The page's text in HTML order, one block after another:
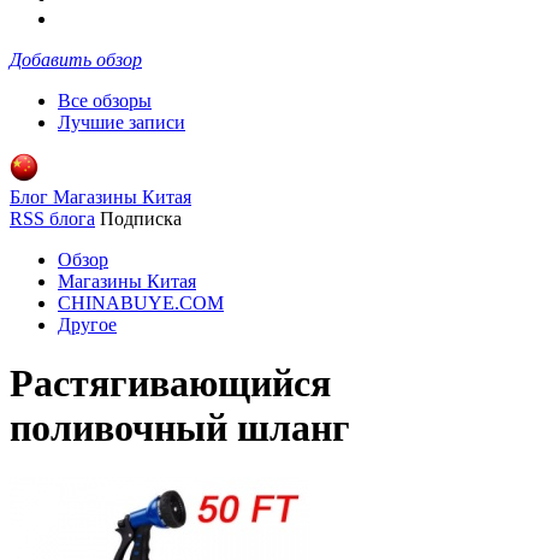
Добавить обзор
Все обзоры
Лучшие записи
Блог Магазины Китая
RSS блога Подписка
Обзор
Магазины Китая
CHINABUYE.COM
Другое
Растягивающийся
поливочный шланг